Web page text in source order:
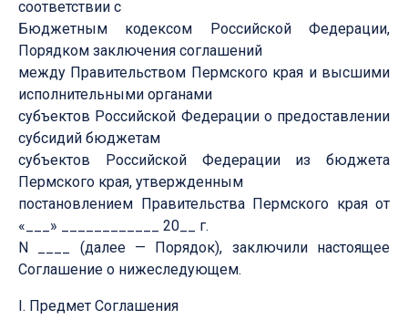
соответствии с
Бюджетным кодексом Российской Федерации,
Порядком заключения соглашений
между Правительством Пермского края и высшими
исполнительными органами
субъектов Российской Федерации о предоставлении
субсидий бюджетам
субъектов Российской Федерации из бюджета
Пермского края, утвержденным
постановлением Правительства Пермского края от
«___» ____________ 20__ г.
N ____ (далее — Порядок), заключили настоящее
Соглашение о нижеследующем.
I. Предмет Соглашения